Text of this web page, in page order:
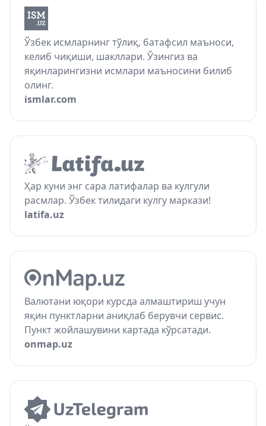
Ўзбек исмларнинг тўлиқ, батафсил маъноси,
келиб чиқиши, шакллари. Ўзингиз ва
яқинларингизни исмлари маъносини билиб
олинг.
ismlar.com
Ҳар куни энг сара латифалар ва кулгули
расмлар. Ўзбек тилидаги кулгу маркази!
latifa.uz
Валютани юқори курсда алмаштириш учун
яқин пунктларни аниқлаб берувчи сервис.
Пункт жойлашувини картада кўрсатади.
onmap.uz